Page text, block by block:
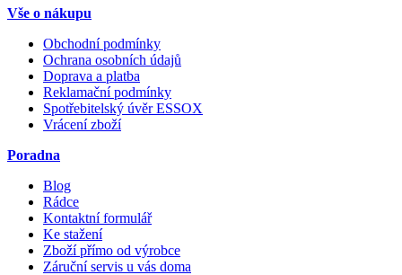
Vše o nákupu
Obchodní podmínky
Ochrana osobních údajů
Doprava a platba
Reklamační podmínky
Spotřebitelský úvěr ESSOX
Vrácení zboží
Poradna
Blog
Rádce
Kontaktní formulář
Ke stažení
Zboží přímo od výrobce
Záruční servis u vás doma